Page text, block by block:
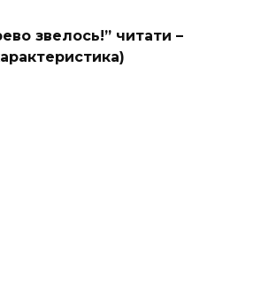
звелось!” читати –